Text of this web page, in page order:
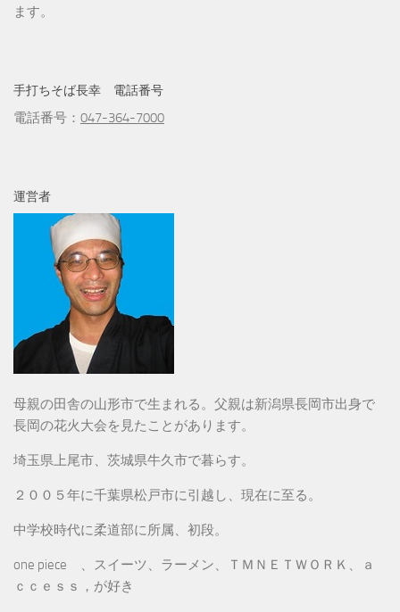
ます。
手打ちそば長幸 電話番号
電話番号： 047-364-7000
運営者
母親の田舎の山形市で生まれる。父親は新潟県長岡市出身で
長岡の花火大会を見たことがあります。
埼玉県上尾市、茨城県牛久市で暮らす。
２００５年に千葉県松戸市に引越し、現在に至る。
中学校時代に柔道部に所属、初段。
one piece 、スイーツ、ラーメン、ＴＭＮＥＴＷＯＲＫ、ａ
ｃｃｅｓｓ，が好き